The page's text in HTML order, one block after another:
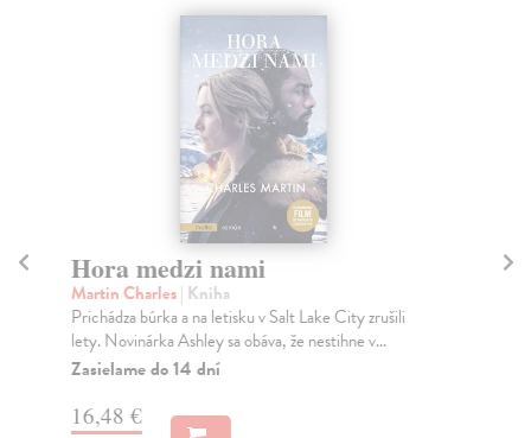
Hora medzi nami
Martin Charles| Kniha
Prichádza búrka a na letisku v Salt Lake City zrušili
lety. Novinárka Ashley sa obáva, že nestihne v...
Zasielame do 14 dní
16,48 €